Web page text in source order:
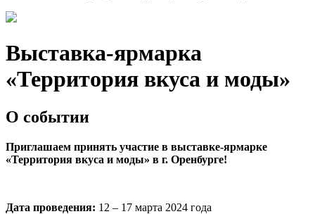
Выставка-ярмарка
«Территория вкуса и моды»
О событии
Приглашаем принять участие в выставке-ярмарке
«Территория вкуса и моды» в г. Оренбурге!
Дата проведения: 12 – 17 марта 2024 года